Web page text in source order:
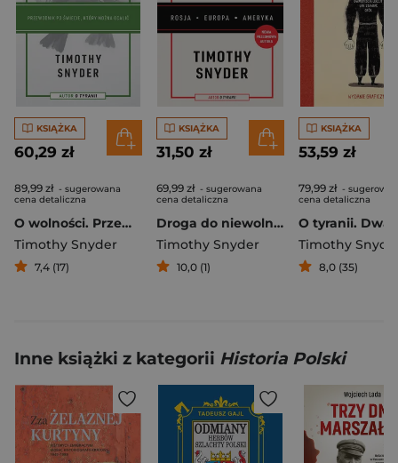
KSIĄŻKA
60,29 zł
89,99 zł - sugerowana
cena detaliczna
O wolności. Przewodnik po świecie, który można ocalić
Timothy Snyder
7,4 (17)
KSIĄŻKA
31,50 zł
69,99 zł - sugerowana
cena detaliczna
Droga do niewolności (wyd. 2, nowa przedmowa)
Timothy Snyder
10,0 (1)
KSIĄŻKA
53,59 zł
79,99 zł -
cena detaliczna
Timothy
8,0 (35)
Inne książki z kategorii Historia Polski